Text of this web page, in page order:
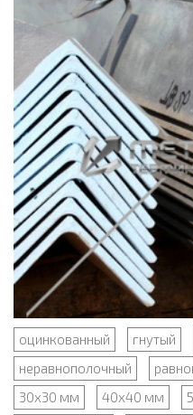
оцинкованный гнутый
неравнополочный
30x30 мм
40x40 мм